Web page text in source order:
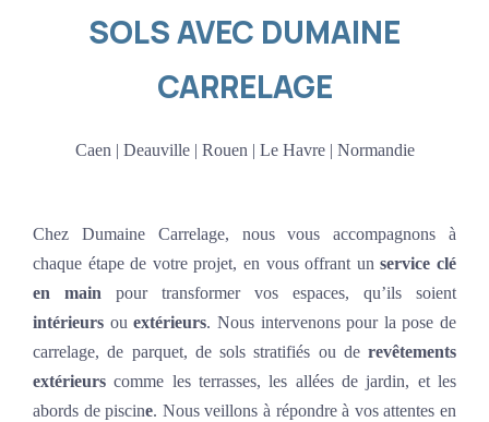
SOLS AVEC DUMAINE
CARRELAGE
Caen | Deauville | Rouen | Le Havre | Normandie
Chez Dumaine Carrelage, nous vous accompagnons à
chaque étape de votre projet, en vous offrant unservice clé
en main pour transformer vos espaces, qu’ils soient
intérieurs ouextérieurs. Nous intervenons pour la pose de
carrelage, de parquet, de sols stratifiés ou de revêtements
extérieurs comme les terrasses, les allées de jardin, et les
abords de piscine. Nous veillons à répondre à vos attentes en